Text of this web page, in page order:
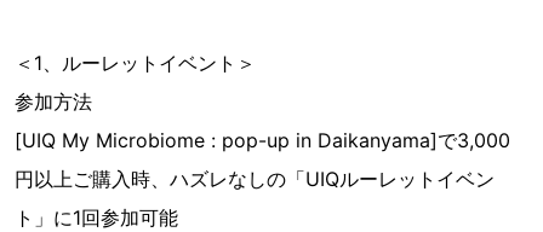
＜1、ルーレットイベント＞
参加方法
[UIQ My Microbiome : pop-up in Daikanyama]で3,000
円以上ご購入時、ハズレなしの「UIQルーレットイベン
ト」に1回参加可能